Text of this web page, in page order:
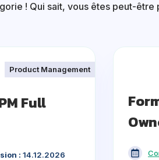
! Qui sait, vous êtes peut-être
Product Management
Full
: 14.12.2026